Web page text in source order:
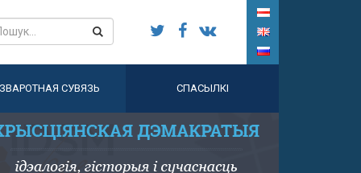
ЗВАРОТНАЯ СУВЯЗЬ СПАСЫЛКІ